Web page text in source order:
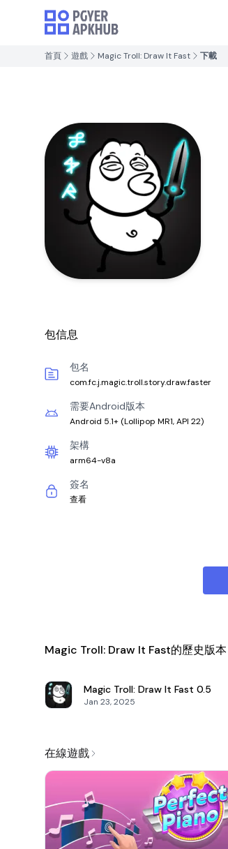
首頁 遊戲 Magic Troll: Draw It Fast 下載
包信息
包名
com.fc.j.magic.troll.story.draw.faster
需要Android版本
Android 5.1+ (Lollipop MR1, API 22)
架構
arm64-v8a
簽名
查看
Magic Troll: Draw It Fast的歷史版本
Magic Troll: Draw It Fast 0.5
Jan 23, 2025
在線遊戲